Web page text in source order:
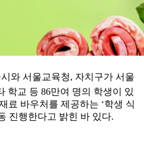
와 서울교육청, 자치구가 서울
학교 등 86만여 명의 학생이 있
료 바우처를 제공하는 ‘학생 식
진행한다고 밝힌 바 있다.